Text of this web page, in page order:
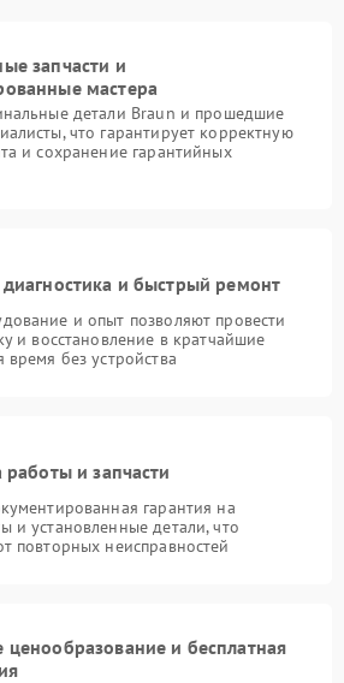
запчасти и
мастера
детали Braun и прошедшие
что гарантирует корректную
и сохранение гарантийных
диагностика и быстрый ремонт
и опыт позволяют провести
и восстановление в кратчайшие
без устройства
работы и запчасти
гарантия на
и установленные детали, что
повторных неисправностей
ценообразование и бесплатная